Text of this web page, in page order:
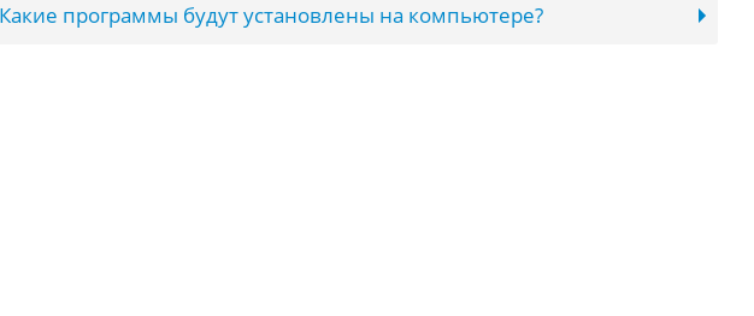
Какие программы будут установлены на компьютере?